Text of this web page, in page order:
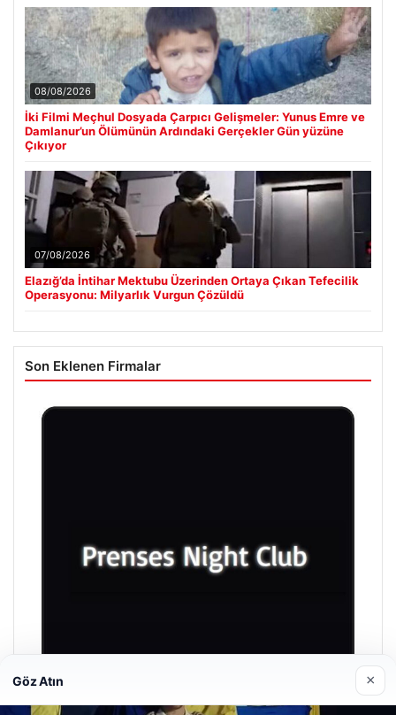
08/08/2026
İki Filmi Meçhul Dosyada Çarpıcı Gelişmeler: Yunus Emre ve
Damlanur’un Ölümünün Ardındaki Gerçekler Gün yüzüne
Çıkıyor
07/08/2026
Elazığ’da İntihar Mektubu Üzerinden Ortaya Çıkan Tefecilik
Operasyonu: Milyarlık Vurgun Çözüldü
Son Eklenen Firmalar
Göz Atın ×